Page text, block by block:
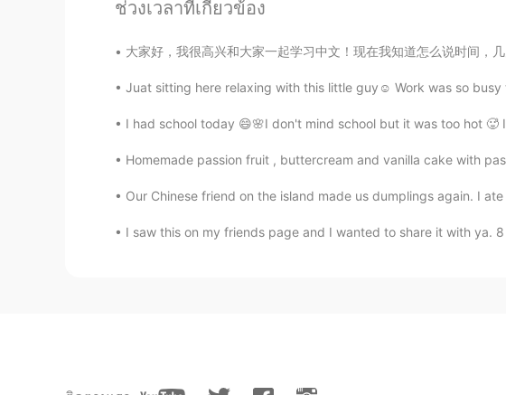
小滦子
小滦子
@回锅肉好好吃Zeck 可是你用的很好还用来这里吗
CN EN
ช่วงเวลาที่เกี่ยวข้อง
大家好，我很高兴和大家一起学习中文！现在我知道怎么说时间，几月几号，生日，生日快乐，一千一
Juat sitting here relaxing with this little guy☺ Work was so
I had school today 😄🌸I don't mind school but it was too hot
Homemade passion fruit , buttercream and vanilla cake with
Our Chinese friend on the island made us dumplings again. I
I saw this on my friends page and I wanted to share it with ya.